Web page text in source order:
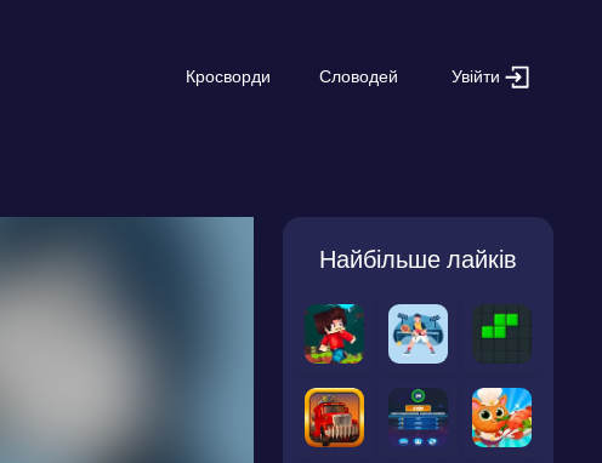
Кросворди Словодей Увійти
Найбільше лайків